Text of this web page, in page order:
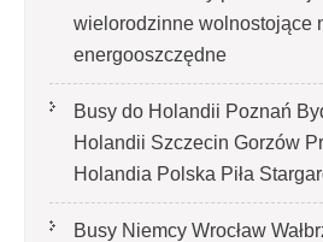
wielorodzinne wolnostojące
energooszczędne
Busy do Holandii Poznań
Holandii Szczecin Gorzów
Holandia Polska Piła
Busy Niemcy Wrocław